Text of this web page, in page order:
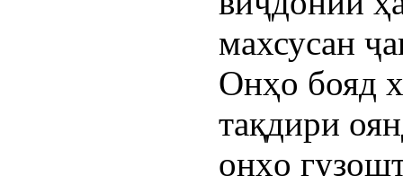
махсусан
Онҳо бояд
тақдири
онҳо